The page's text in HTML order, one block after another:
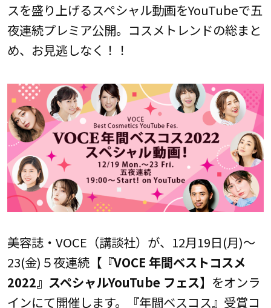
スを盛り上げるスペシャル動画をYouTubeで五
夜連続プレミア公開。コスメトレンドの総まと
め、お見逃しなく！！
美容誌・VOCE（講談社）が、12月19日(月)～
23(金)５夜連続【『VOCE 年間ベストコスメ
2022』スペシャルYouTube フェス】 をオンラ
インにて開催します。『年間ベスコス』受賞コ